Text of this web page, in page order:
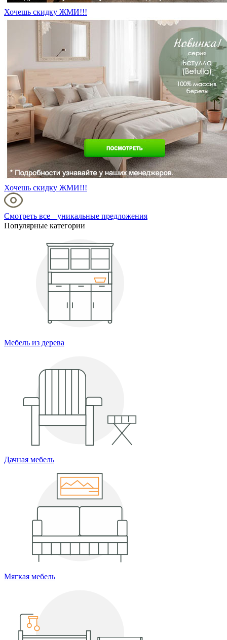
Хочешь скидку ЖМИ!!!
Хочешь скидку ЖМИ!!!
Смотреть все уникальные предложения
Популярные категории
Мебель из дерева
Дачная мебель
Мягкая мебель